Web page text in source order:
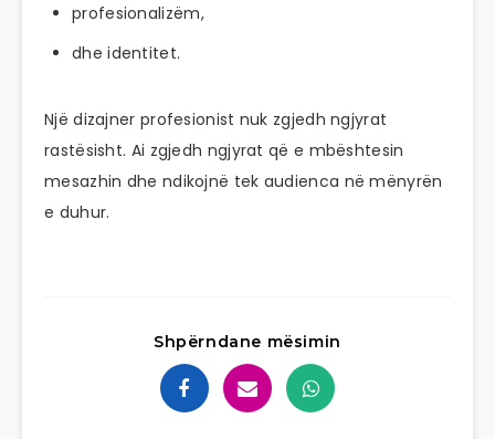
profesionalizëm,
dhe identitet.
Një dizajner profesionist nuk zgjedh ngjyrat
rastësisht. Ai zgjedh ngjyrat që e mbështesin
mesazhin dhe ndikojnë tek audienca në mënyrën
e duhur.
Shpërndane mësimin